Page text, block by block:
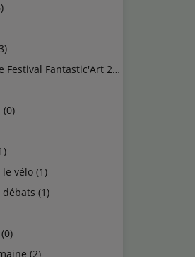
Fantastic'Art 2023 (0)
(0)
vélo (1)
débats (1)
(2)